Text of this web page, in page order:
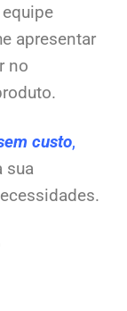
apresentar
no
custo,
sua